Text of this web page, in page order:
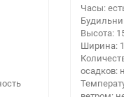
Часы:
Высота:
Ширина:
осадков: